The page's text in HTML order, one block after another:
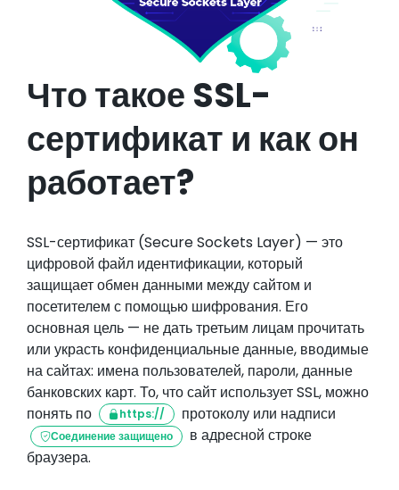
Что такое SSL-
сертификат и как он
работает?
SSL-сертификат (Secure Sockets Layer) — это
цифровой файл идентификации, который
защищает обмен данными между сайтом и
посетителем с помощью шифрования. Его
основная цель — не дать третьим лицам прочитать
или украсть конфиденциальные данные, вводимые
на сайтах: имена пользователей, пароли, данные
банковских карт. То, что сайт использует SSL, можно
понять по
https:// протоколу или надписи
Соединение защищено
в адресной строке
браузера.